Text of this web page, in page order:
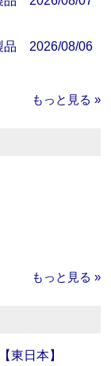
品 2026/08/06
もっと見る »
もっと見る »
日本】